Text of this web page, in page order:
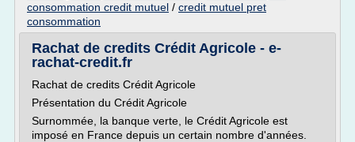
consommation credit mutuel / credit mutuel pret
consommation
Rachat de credits Crédit Agricole - e-
rachat-credit.fr
Rachat de credits Crédit Agricole
Présentation du Crédit Agricole
Surnommée, la banque verte, le Crédit Agricole est
imposé en France depuis un certain nombre d'années.